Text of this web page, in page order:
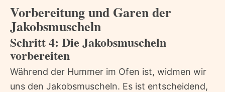
Vorbereitung und Garen der
Jakobsmuscheln
Schritt 4: Die Jakobsmuscheln
vorbereiten
Während der Hummer im Ofen ist, widmen wir
uns den Jakobsmuscheln. Es ist entscheidend,